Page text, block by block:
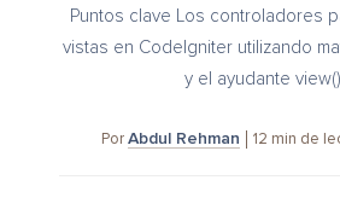
Puntos clave Los controladores
vistas en CodeIgniter utilizando
y el ayudante
Por Abdul Rehman 12 min de